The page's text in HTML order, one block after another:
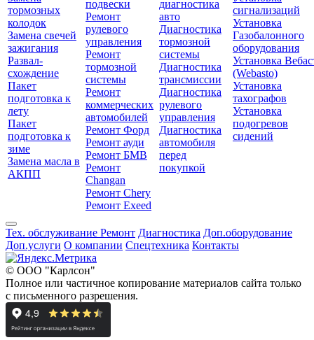
тормозных
колодок
Замена свечей
зажигания
Развал-
схождение
Пакет
подготовка к
лету
Пакет
подготовка к
зиме
Замена масла в
АКПП
подвески
Ремонт
рулевого
управления
Ремонт
тормозной
системы
Ремонт
коммерческих
автомобилей
Ремонт Форд
Ремонт ауди
Ремонт БМВ
Ремонт
Changan
Ремонт Chery
Ремонт Exeed
диагностика
авто
Диагностика
тормозной
системы
Диагностика
трансмиссии
Диагностика
рулевого
управления
Диагностика
автомобиля
перед
покупкой
сигнализаций
Установка
Газобалонного
оборудования
Установка
(Webasto)
Установка
тахографов
Установка
подогревов
сидений
Тех. обслуживание Ремонт Диагностика Доп.оборудование
Доп.услуги О компании Спецтехника Контакты
© ООО "Карлсон"
Полное или частичное копирование материалов сайта только
с письменного разрешения.